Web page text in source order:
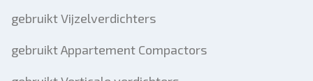
gebruikt Vijzelverdichters
gebruikt Appartement Compactors